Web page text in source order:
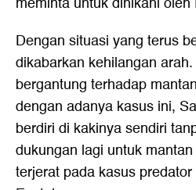
Dengan situasi yang terus
dikabarkan kehilangan
bergantung terhadap
dengan adanya kasus ini,
berdiri di kakinya sendiri
dukungan lagi untuk
terjerat pada kasus